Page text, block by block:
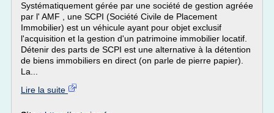
Systématiquement gérée par une société de gestion agréée
par l' AMF , une SCPI (Société Civile de Placement
Immobilier) est un véhicule ayant pour objet exclusif
l'acquisition et la gestion d'un patrimoine immobilier locatif.
Détenir des parts de SCPI est une alternative à la détention
de biens immobiliers en direct (on parle de pierre papier).
La...
Lire la suite